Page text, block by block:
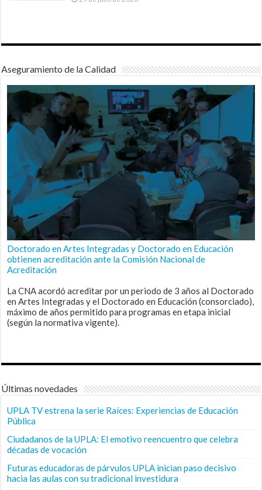
Aseguramiento de la Calidad
Doctorado en Artes Integradas y Doctorado en Educación
obtienen acreditación ante la Comisión Nacional de
Acreditación
La CNA acordó acreditar por un periodo de 3 años al Doctorado
en Artes Integradas y el Doctorado en Educación (consorciado),
máximo de años permitido para programas en etapa inicial
(según la normativa vigente).
Últimas novedades
UPLA TV estrena la serie Raíces: Experiencias de Educación
Pública
Ciudadanos de la UPLA: El emotivo reencuentro que celebra
décadas de vocación
Futuras educadoras de párvulos UPLA inician paso decisivo
hacia las aulas con su tradicional investidura